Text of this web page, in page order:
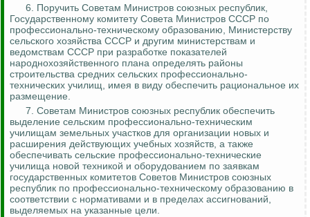
6. Поручить Советам Министров союзных республик,
Государственному комитету Совета Министров СССР по
профессионально-техническому образованию, Министерству
сельского хозяйства СССР и другим министерствам и
ведомствам СССР при разработке показателей
народнохозяйственного плана определять районы
строительства средних сельских профессионально-
технических училищ, имея в виду обеспечить рациональное их
размещение.
7. Советам Министров союзных республик обеспечить
выделение сельским профессионально-техническим
училищам земельных участков для организации новых и
расширения действующих учебных хозяйств, а также
обеспечивать сельские профессионально-технические
училища новой техникой и оборудованием по заявкам
государственных комитетов Советов Министров союзных
республик по профессионально-техническому образованию в
соответствии с нормативами и в пределах ассигнований,
выделяемых на указанные цели.